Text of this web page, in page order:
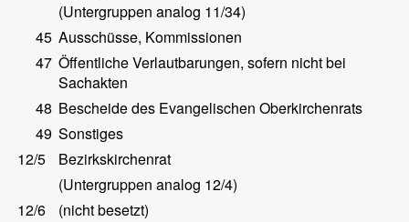
(Untergruppen analog 11/34)
45 Ausschüsse, Kommissionen
47 Öffentliche Verlautbarungen, sofern nicht bei
Sachakten
48 Bescheide des Evangelischen Oberkirchenrats
49 Sonstiges
12/5
Bezirkskirchenrat
(Untergruppen analog 12/4)
12/6
(nicht besetzt)